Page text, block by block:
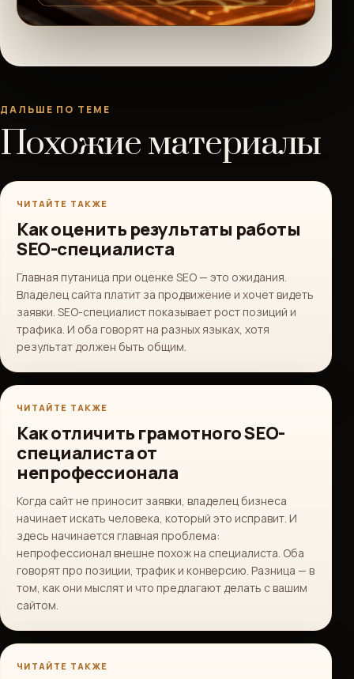
ДАЛЬШЕ ПО ТЕМЕ
Похожие материалы
ЧИТАЙТЕ ТАКЖЕ
Как оценить результаты работы
SEO-специалиста
Главная путаница при оценке SEO — это ожидания.
Владелец сайта платит за продвижение и хочет видеть
заявки. SEO-специалист показывает рост позиций и
трафика. И оба говорят на разных языках, хотя
результат должен быть общим.
ЧИТАЙТЕ ТАКЖЕ
Как отличить грамотного SEO-
специалиста от
непрофессионала
Когда сайт не приносит заявки, владелец бизнеса
начинает искать человека, который это исправит. И
здесь начинается главная проблема:
непрофессионал внешне похож на специалиста. Оба
говорят про позиции, трафик и конверсию. Разница — в
том, как они мыслят и что предлагают делать с вашим
сайтом.
ЧИТАЙТЕ ТАКЖЕ